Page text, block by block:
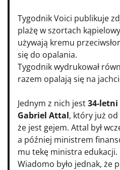
Tygodnik Voici publikuje
plażę w szortach
używają kremu
się do opalania.
Tygodnik wydrukował
razem opalają się na
Jednym z nich jest34-
Gabriel Attal, który już od
że jest gejem. Attal był
a później ministrem
mu tekę ministra edukacji.
Wiadomo było jednak, że